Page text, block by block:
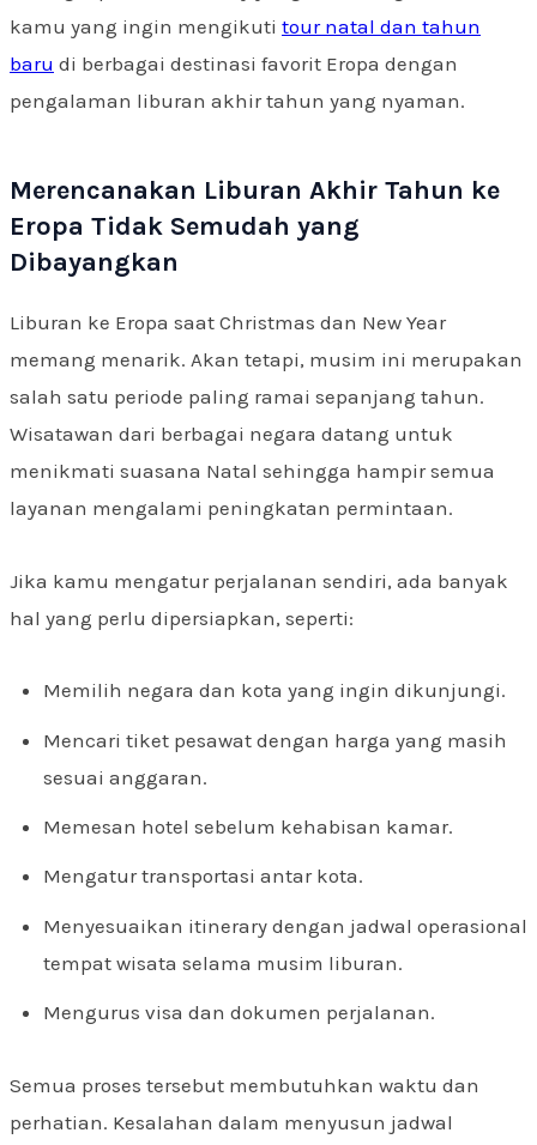
kamu yang ingin mengikuti tour natal dan tahun
baru di berbagai destinasi favorit Eropa dengan
pengalaman liburan akhir tahun yang nyaman.
Merencanakan Liburan Akhir Tahun ke
Eropa Tidak Semudah yang
Dibayangkan
Liburan ke Eropa saat Christmas dan New Year
memang menarik. Akan tetapi, musim ini merupakan
salah satu periode paling ramai sepanjang tahun.
Wisatawan dari berbagai negara datang untuk
menikmati suasana Natal sehingga hampir semua
layanan mengalami peningkatan permintaan.
Jika kamu mengatur perjalanan sendiri, ada banyak
hal yang perlu dipersiapkan, seperti:
Memilih negara dan kota yang ingin dikunjungi.
Mencari tiket pesawat dengan harga yang masih
sesuai anggaran.
Memesan hotel sebelum kehabisan kamar.
Mengatur transportasi antar kota.
Menyesuaikan itinerary dengan jadwal operasional
tempat wisata selama musim liburan.
Mengurus visa dan dokumen perjalanan.
Semua proses tersebut membutuhkan waktu dan
perhatian. Kesalahan dalam menyusun jadwal